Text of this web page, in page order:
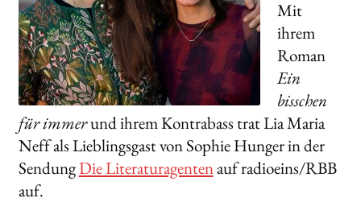
NEWSLETTER
LIZENZEN | FOREIGN RIGHTS
Search:
Mit
ihrem
Roman
Ein
bisschen
für immerund ihrem Kontrabass trat Lia Maria
Neff als Lieblingsgast von Sophie Hunger in der
SendungDie Literaturagentenauf radioeins/RBB
auf.